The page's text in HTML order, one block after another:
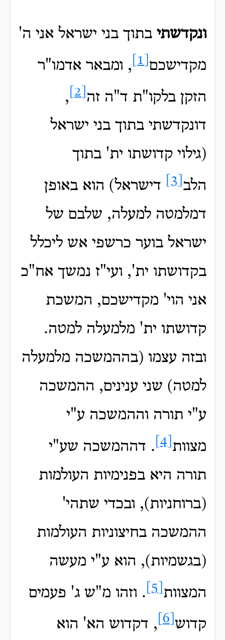
ונקדשתי בתוך בני ישראל אני ה'
מקדישכם
, ומבאר אדמו"ר
הזקן בלקו"ת ד"ה זה
,
דונקדשתי בתוך בני ישראל
(גילוי קדושתו ית' בתוך
הלב
דישראל) הוא באופן
דמלמטה למעלה, שלבם של
ישראל בוער כרשפי אש ליכלל
בקדושתו ית', ועי"ז נמשך אח"כ
אני הוי' מקדישכם, המשכת
קדושתו ית' מלמעלה למטה.
ובזה עצמו (בההמשכה מלמעלה
למטה) שני ענינים, ההמשכה
ע"י תורה וההמשכה ע"י
מצוות
. דההמשכה שע"י
תורה היא בפנימיות העולמות
(ברוחניות), ובכדי שתהי'
ההמשכה בחיצוניות העולמות
(בגשמיות), הוא ע"י מעשה
המצוות
. וזהו מ"ש ג' פעמים
קדוש
, דקדוש הא' הוא